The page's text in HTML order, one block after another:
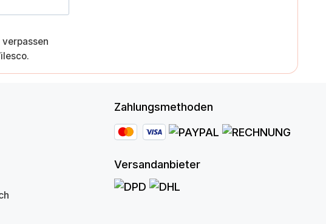
Zahlungsmethoden
Versandanbieter